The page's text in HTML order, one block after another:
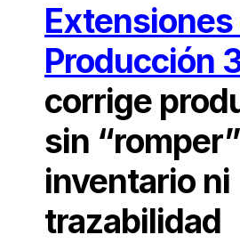
Extensiones
Producción
corrige
sin “romper”
inventario ni
trazabilidad